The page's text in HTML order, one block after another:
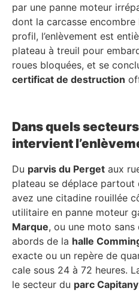
par une panne moteur
dont la carcasse
profil, l’enlèvement est
plateau à treuil pour
roues bloquées, et se
certificat de destruction
Dans quels
intervient
Du parvis du Perget aux
plateau se déplace partout
avez une citadine rouillée
utilitaire en panne moteur
Marque, ou une moto
abords de la halle
exacte ou un repère de
cale sous 24 à 72 heures.
le secteur du parc Capitany